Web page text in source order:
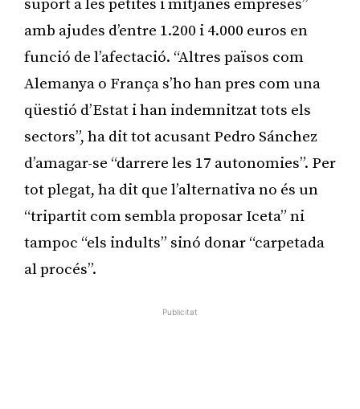
suport a les petites i mitjanes empreses”
amb ajudes d’entre 1.200 i 4.000 euros en
funció de l’afectació. “Altres països com
Alemanya o França s’ho han pres com una
qüestió d’Estat i han indemnitzat tots els
sectors”, ha dit tot acusant Pedro Sánchez
d’amagar-se “darrere les 17 autonomies”. Per
tot plegat, ha dit que l’alternativa no és un
“tripartit com sembla proposar Iceta” ni
tampoc “els indults” sinó donar “carpetada
al procés”.
Publicitat